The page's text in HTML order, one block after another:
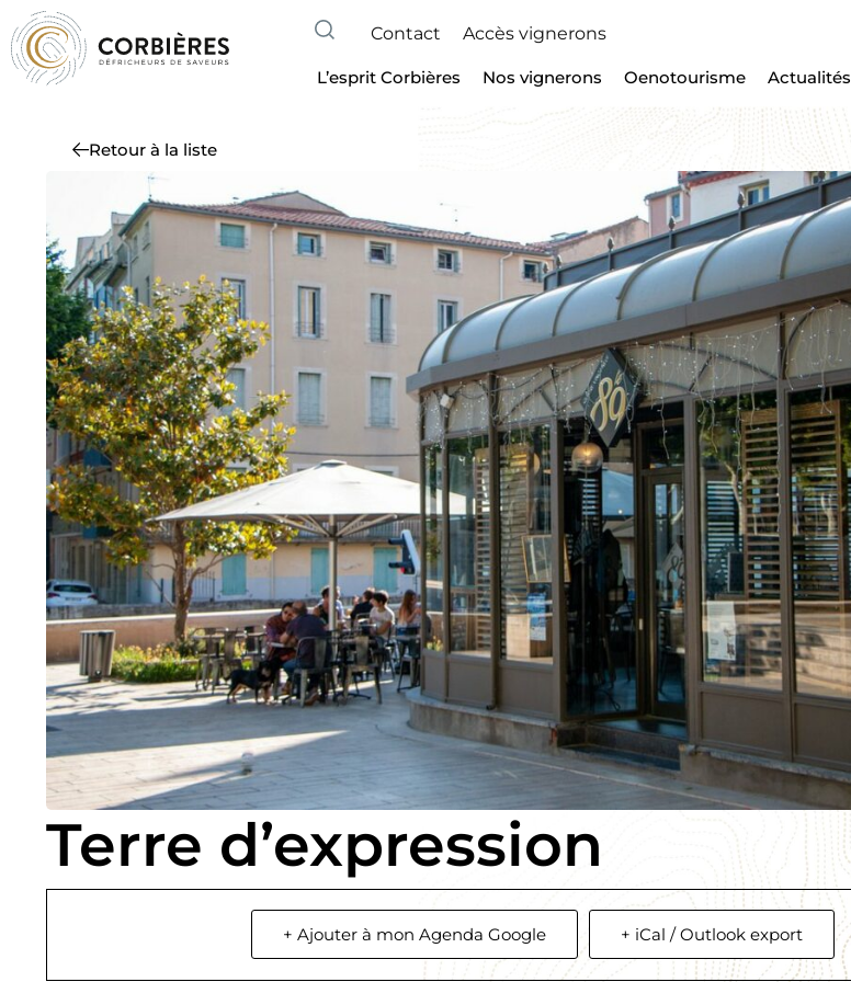
Contact Accès vignerons
L’esprit Corbières Nos vignerons Oenotourisme Actualités
Retour à la liste
Terre d’expression
+ Ajouter à mon Agenda Google + iCal / Outlook export